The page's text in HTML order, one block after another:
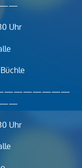
Uhr
Uhr